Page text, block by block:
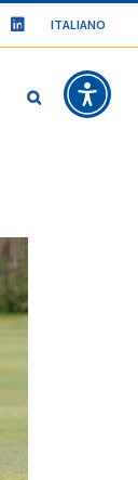
ITALIANO
Bando Sport